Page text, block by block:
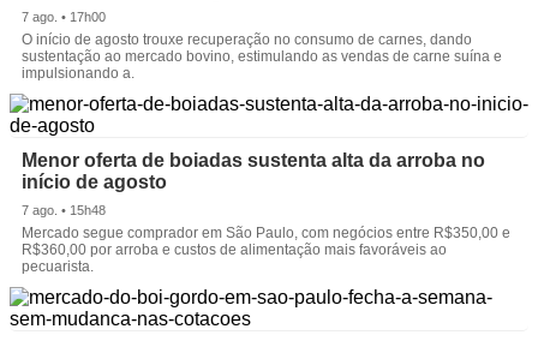
7 ago. • 17h00
O início de agosto trouxe recuperação no consumo de carnes, dando
sustentação ao mercado bovino, estimulando as vendas de carne suína e
impulsionando a.
Menor oferta de boiadas sustenta alta da arroba no
início de agosto
7 ago. • 15h48
Mercado segue comprador em São Paulo, com negócios entre R$350,00 e
R$360,00 por arroba e custos de alimentação mais favoráveis ao
pecuarista.